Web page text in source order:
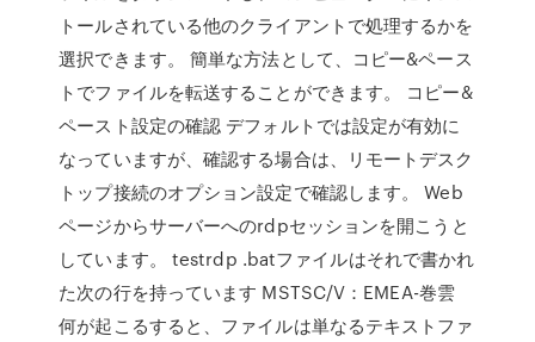
トールされている他のクライアントで処理するかを
選択できます。 簡単な方法として、コピー&ペース
トでファイルを転送することができます。 コピー&
ペースト設定の確認 デフォルトでは設定が有効に
なっていますが、確認する場合は、リモートデスク
トップ接続のオプション設定で確認します。 Web
ページからサーバーへのrdpセッションを開こうと
しています。 testrdp .batファイルはそれで書かれ
た次の行を持っています MSTSC/V：EMEA-巻雲
何が起こるすると、ファイルは単なるテキストファ